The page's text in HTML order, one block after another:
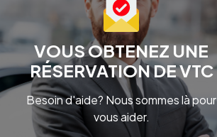
VOUS OBTENEZ UNE
RÉSERVATION DE VTC
Besoin d'aide? Nous sommes là pour
vous aider.